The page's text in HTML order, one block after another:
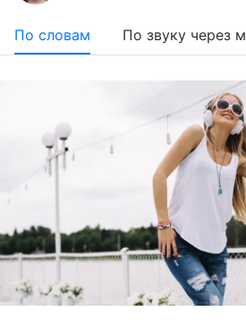
По словам По звуку через